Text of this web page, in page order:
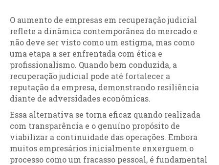
O aumento de empresas em recuperação judicial
reflete a dinâmica contemporânea do mercado e
não deve ser visto como um estigma, mas como
uma etapa a ser enfrentada com ética e
profissionalismo. Quando bem conduzida, a
recuperação judicial pode até fortalecer a
reputação da empresa, demonstrando resiliência
diante de adversidades econômicas.
Essa alternativa se torna eficaz quando realizada
com transparência e o genuíno propósito de
viabilizar a continuidade das operações. Embora
muitos empresários inicialmente enxerguem o
processo como um fracasso pessoal, é fundamental